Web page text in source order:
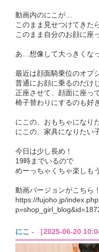
動画内のにこが…
このまま見せつけてきた
このまま自分のお顔に座
あ…想像して大っきくな
最近は顔面騎乗位のオプ
普通にお顔に乗るのだけ
正座させて、顔面に座っ
椅子替わりにするのも好
にこの、おもちゃになり
にこの、家具になりたい
今日は少し長め！
19時までいるので
めーっちゃくちゃ楽しも
動画バージョンがこちら！
https://fujoho.jp/
にこ - ［2025-06-20